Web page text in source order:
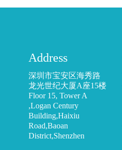
Address
深圳市宝安区海秀路
龙光世纪大厦A座15楼
Floor 15, Tower A
,Logan Century
Building,Haixiu
Road,Baoan
District,Shenzhen